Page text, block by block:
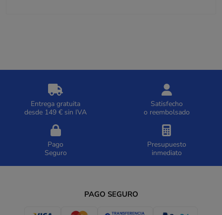
Entrega gratuita
desde 149 € sin IVA
Satisfecho
o reembolsado
Pago
Seguro
Presupuesto
inmediato
PAGO SEGURO